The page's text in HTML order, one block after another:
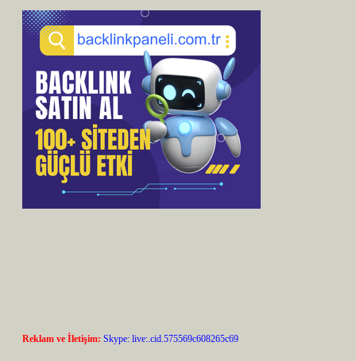
Reklam ve İletişim: Skype: live:.cid.575569c608265c69